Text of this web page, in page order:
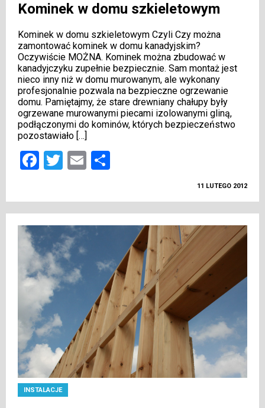
Kominek w domu szkieletowym
Kominek w domu szkieletowym Czyli Czy można
zamontować kominek w domu kanadyjskim?
Oczywiście MOŻNA. Kominek można zbudować w
kanadyjczyku zupełnie bezpiecznie. Sam montaż jest
nieco inny niż w domu murowanym, ale wykonany
profesjonalnie pozwala na bezpieczne ogrzewanie
domu. Pamiętajmy, że stare drewniany chałupy były
ogrzewane murowanymi piecami izolowanymi gliną,
podłączonymi do kominów, których bezpieczeństwo
pozostawiało […]
Facebook
Twitter
Email
11 LUTEGO 2012
INSTALACJE